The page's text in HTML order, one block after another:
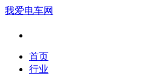
我爱电车网
首页
行业